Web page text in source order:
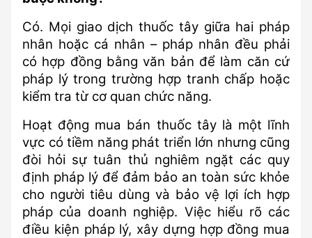
Có. Mọi giao dịch thuốc tây giữa hai pháp
nhân hoặc cá nhân – pháp nhân đều phải
có hợp đồng bằng văn bản để làm căn cứ
pháp lý trong trường hợp tranh chấp hoặc
kiểm tra từ cơ quan chức năng.
Hoạt động mua bán thuốc tây là một lĩnh
vực có tiềm năng phát triển lớn nhưng cũng
đòi hỏi sự tuân thủ nghiêm ngặt các quy
định pháp lý để đảm bảo an toàn sức khỏe
cho người tiêu dùng và bảo vệ lợi ích hợp
pháp của doanh nghiệp. Việc hiểu rõ các
điều kiện pháp lý, xây dựng hợp đồng mua